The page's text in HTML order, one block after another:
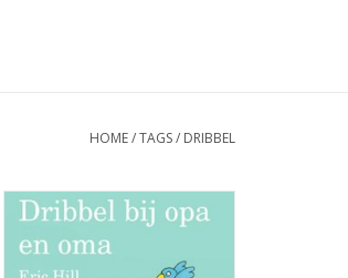
HOME/TAGS/ DRIBBEL
Dribbel gaat op bezoek bij opa
en oma. Als hij opa helpt in de
tuin, vindt Dribbel iets heel
bijzonders. Maar een ongeluk zit